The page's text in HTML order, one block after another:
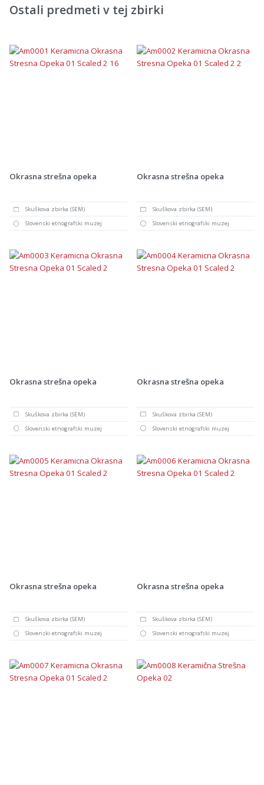
Ostali predmeti v tej zbirki
Okrasna strešna opeka
Skuškova zbirka (SEM)
Slovenski etnografski muzej
Okrasna strešna opeka
Skuškova zbirka (SEM)
Slovenski etnografski muzej
Okrasna strešna opeka
Skuškova zbirka (SEM)
Slovenski etnografski muzej
Okrasna strešna opeka
Skuškova zbirka (SEM)
Slovenski etnografski muzej
Okrasna strešna opeka
Skuškova zbirka (SEM)
Slovenski etnografski muzej
Okrasna strešna opeka
Skuškova zbirka (SEM)
Slovenski etnografski muzej